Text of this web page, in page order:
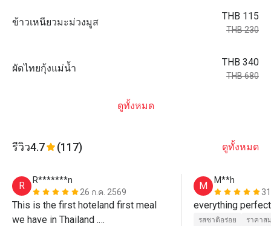
ข้าวเหนียวมะม่วงมูส
THB 115
THB 230
ผัดไทยกุ้งแม่น้ำ
THB 340
THB 680
ดูทั้งหมด
รีวิว4.7 (117) ดูทั้งหมด
R
R*******n
26 ก.ค. 2569
This is the first hoteland first meal
we have in Thailand .
M
M**h
everything perfect
รสชาติอร่อย
ราคาส